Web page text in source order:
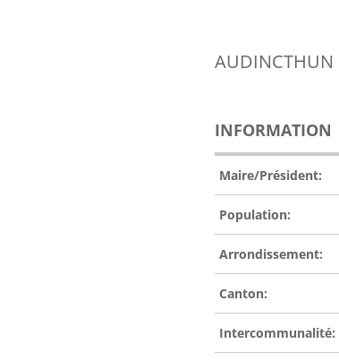
AUDINCTHUN
INFORMATION
Maire/Président:
Population:
Arrondissement:
Canton:
Intercommunalité: